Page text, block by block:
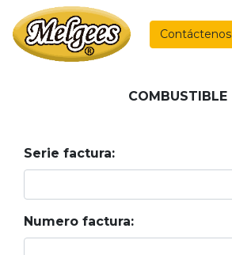
Contáctenos
COMBUSTIBLE
Serie factura:
Numero factura: